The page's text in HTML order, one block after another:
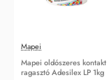
Mapei
Mapei oldószeres kontakt
ragasztó Adesilex LP 1kg